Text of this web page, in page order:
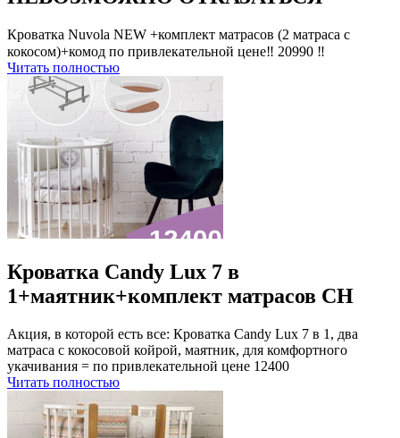
Кроватка Nuvola NEW +комплект матрасов (2 матраса с
кокосом)+комод по привлекательной цене‼ 20990 ‼⠀⠀⠀
Читать полностью
Кроватка Candy Lux 7 в
1+маятник+комплект матрасов CH
Акция, в которой есть все: Кроватка Candy Lux 7 в 1, два
матраса с кокосовой койрой, маятник, для комфортного
укачивания = по привлекательной цене 12400
Читать полностью